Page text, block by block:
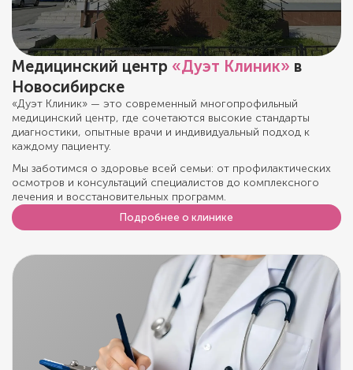
Медицинский центр «Дуэт Клиник» в
Новосибирске
«Дуэт Клиник» — это современный многопрофильный
медицинский центр, где сочетаются высокие стандарты
диагностики, опытные врачи и индивидуальный подход к
каждому пациенту.
Мы заботимся о здоровье всей семьи: от профилактических
осмотров и консультаций специалистов до комплексного
лечения и восстановительных программ.
Подробнее о клинике